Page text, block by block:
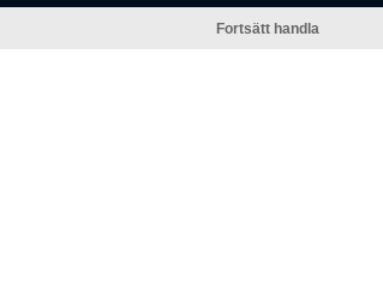
Fortsätt handla